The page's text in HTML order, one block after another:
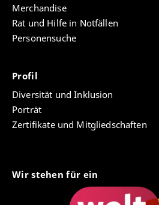
Merchandise
Rat und Hilfe in Notfällen
Personensuche
Profil
Diversität und Inklusion
Porträt
Zertifikate und Mitgliedschaften
Wir stehen für ein